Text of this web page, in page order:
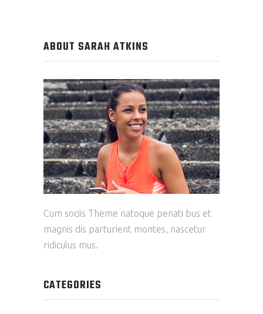
ABOUT SARAH ATKINS
Cum sociis Theme natoque penati bus et
magnis dis parturient montes, nascetur
ridiculus mus.
CATEGORIES